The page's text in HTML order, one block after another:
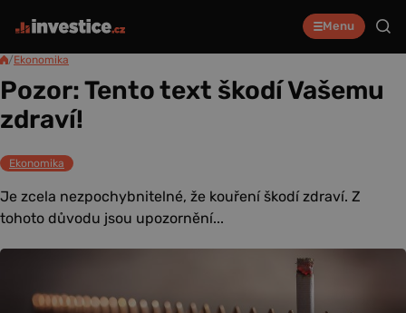
Menu
/Ekonomika
Pozor: Tento text škodí Vašemu
zdraví!
Ekonomika
Je zcela nezpochybnitelné, že kouření škodí zdraví. Z
tohoto důvodu jsou upozornění...